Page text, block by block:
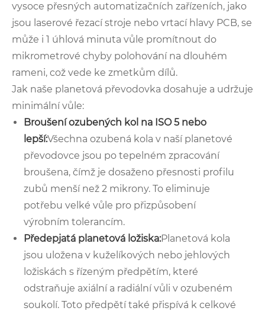
vysoce přesných automatizačních zařízeních, jako
jsou laserové řezací stroje nebo vrtací hlavy PCB, se
může i 1 úhlová minuta vůle promítnout do
mikrometrové chyby polohování na dlouhém
rameni, což vede ke zmetkům dílů.
Jak naše planetová převodovka dosahuje a udržuje
minimální vůle:
Broušení ozubených kol na ISO 5 nebo
lepší:Všechna ozubená kola v naší planetové
převodovce jsou po tepelném zpracování
broušena, čímž je dosaženo přesnosti profilu
zubů menší než 2 mikrony. To eliminuje
potřebu velké vůle pro přizpůsobení
výrobním tolerancím.
Předepjatá planetová ložiska:Planetová kola
jsou uložena v kuželíkových nebo jehlových
ložiskách s řízeným předpětím, které
odstraňuje axiální a radiální vůli v ozubeném
soukolí. Toto předpětí také přispívá k celkové